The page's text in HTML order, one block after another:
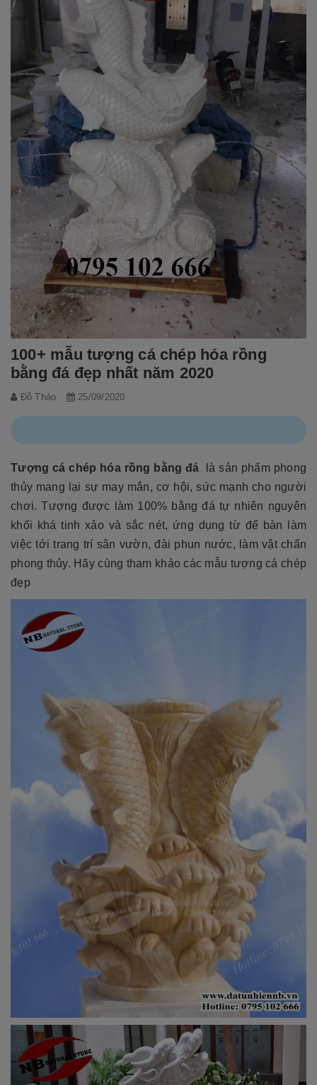
100+ mẫu tượng cá chép hóa rồng
bằng đá đẹp nhất năm 2020
Đỗ Thảo 25/09/2020
Tượng cá chép hóa rồng bằng đá
là sản phẩm phong
thủy mang lại sự may mắn, cơ hội, sức mạnh cho người
chơi. Tượng được làm 100% bằng đá tự nhiên nguyên
khối khá tinh xảo và sắc nét, ứng dụng từ để bàn làm
việc tới trang trí sân vườn, đài phun nước, làm vật chấn
phong thủy. Hãy cùng tham khảo các mẫu tượng cá chép
đẹp